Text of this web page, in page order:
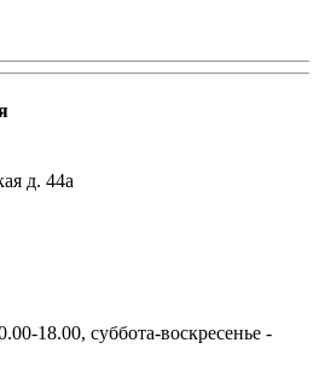
д. 44а
18.00, суббота-воскресенье -